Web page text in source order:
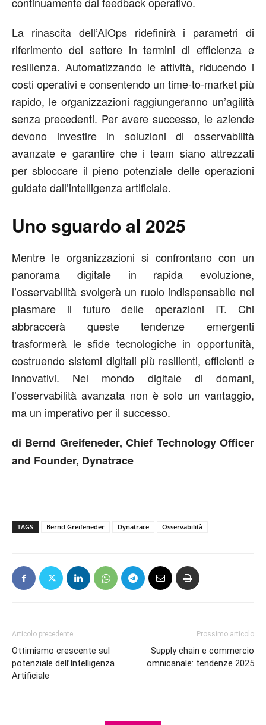
La rinascita dell’AIOps ridefinirà i parametri di
riferimento del settore in termini di efficienza e
resilienza. Automatizzando le attività, riducendo i
costi operativi e consentendo un time-to-market più
rapido, le organizzazioni raggiungeranno un’agilità
senza precedenti. Per avere successo, le aziende
devono investire in soluzioni di osservabilità
avanzate e garantire che i team siano attrezzati
per sbloccare il pieno potenziale delle operazioni
guidate dall’intelligenza artificiale.
Uno sguardo al 2025
Mentre le organizzazioni si confrontano con un
panorama digitale in rapida evoluzione,
l’osservabilità svolgerà un ruolo indispensabile nel
plasmare il futuro delle operazioni IT. Chi
abbraccerà queste tendenze emergenti
trasformerà le sfide tecnologiche in opportunità,
costruendo sistemi digitali più resilienti, efficienti e
innovativi. Nel mondo digitale di domani,
l’osservabilità avanzata non è solo un vantaggio,
ma un imperativo per il successo.
di Bernd Greifeneder, Chief Technology Officer
and Founder, Dynatrace
TAGS Bernd Greifeneder Dynatrace Osservabilità
Articolo precedente
Ottimismo crescente sul
potenziale dell’Intelligenza
Artificiale
Prossimo articolo
Supply chain e commercio
omnicanale: tendenze 2025